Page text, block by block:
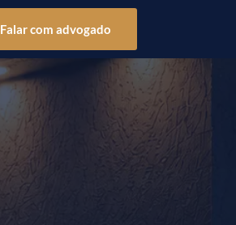
Falar com advogado